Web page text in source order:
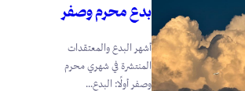
بدع محرم وصفر
أشهر البدع والمعتقدات
المنتشرة في شهري محرم
وصفر أولًا: البدع...